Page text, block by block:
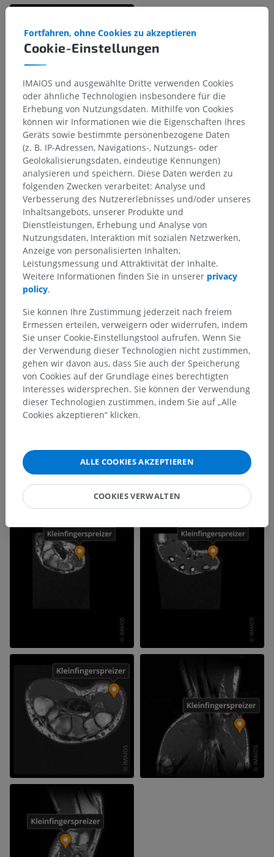
Cookie-Einstellungen
Fortfahren, ohne Cookies zu akzeptieren
IMAIOS und ausgewählte Dritte verwenden Cookies
oder ähnliche Technologien insbesondere für die
Erhebung von Nutzungsdaten. Mithilfe von Cookies
können wir Informationen wie die Eigenschaften Ihres
Geräts sowie bestimmte personenbezogene Daten
(z. B. IP-Adressen, Navigations-, Nutzungs- oder
Geolokalisierungsdaten, eindeutige Kennungen)
analysieren und speichern. Diese Daten werden zu
folgenden Zwecken verarbeitet: Analyse und
Verbesserung des Nutzererlebnisses und/oder unseres
Inhaltsangebots, unserer Produkte und
Dienstleistungen, Erhebung und Analyse von
Nutzungsdaten, Interaktion mit sozialen Netzwerken,
Anzeige von personalisierten Inhalten,
Leistungsmessung und Attraktivität der Inhalte.
Weitere Informationen finden Sie in unserer privacy
policy.
Sie können Ihre Zustimmung jederzeit nach freiem
Ermessen erteilen, verweigern oder widerrufen, indem
Sie unser Cookie-Einstellungstool aufrufen. Wenn Sie
der Verwendung dieser Technologien nicht zustimmen,
gehen wir davon aus, dass Sie auch der Speicherung
von Cookies auf der Grundlage eines berechtigten
Interesses widersprechen. Sie können der Verwendung
dieser Technologien zustimmen, indem Sie auf „Alle
Cookies akzeptieren“ klicken.
ALLE COOKIES AKZEPTIEREN
COOKIES VERWALTEN